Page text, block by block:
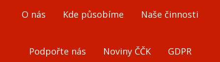
O nás Kde působíme Naše činnosti
Podpořte nás Noviny ČČK GDPR